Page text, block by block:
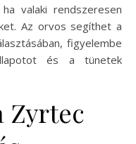
valaki rendszeresen
Az orvos segíthet a
figyelembe
és a tünetek
Zyrtec